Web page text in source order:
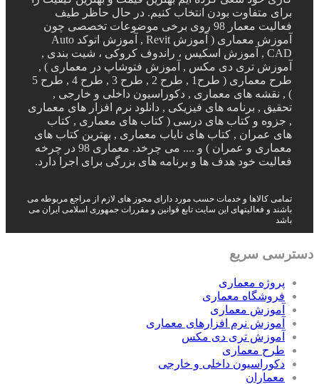
برای متفاوت بودن انتخاب کنیم. در حال حاظر طیف
فعالیت معمار 98 روی برخی موضوعات تخصصی چون
آموزش معماری ( آموزش Revit , آموزش اتوکد Auto
CAD , آموزش اسکیس ، راندوف کروکی ، شیت بندی ,
آموزش تری دی مکس , آموزش فتوشاپ در معماری ) ,
طرح معماری ( طرح1 , طرح 2 , طرح 3 , طرح 4 , طرح 5
) , نقشه های معماری , دکوراسیون داخلی و خارجی ,
تحقیق , برنامه های فیزیکی , دانلود نرم افزار های معماری
, جزوه و کتاب های درسی ( کتاب های معماری , کتاب
های عمران , کتاب های نایاب معماری , بهترین کتاب های
معماری و عمران ) و .... می چرخد. معماری 98 در چرخه
فعالیت خود هدف ها و برنامه های بزرگی برای اجرا دارد.
تمامی کالاها و خدمات حسب مورد دارای مجوز های لازم از مراجع مربوطه می
باشند و فعالیتهای این سایت تابع قوانین و مقررات جمهوری اسلامی ایران می
باشد
دسترسی سریع
پروژه معماری
فروشگاه معماری
آموزش معماری
آموزش نرم افزارهای معماری
آموزش تری دی مکس
طرح معماری
دکوراسیون داخلی و خارجی
معماران